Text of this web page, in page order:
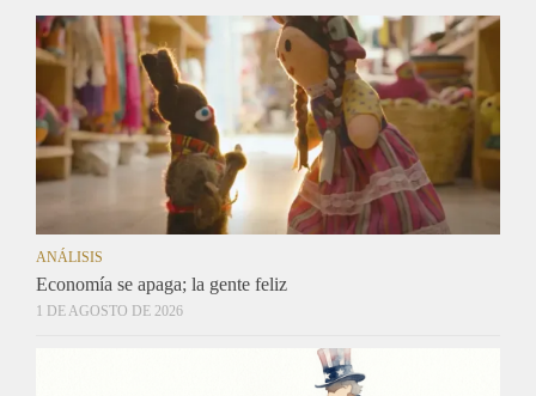
ANÁLISIS
Economía se apaga; la gente feliz
1 DE AGOSTO DE 2026